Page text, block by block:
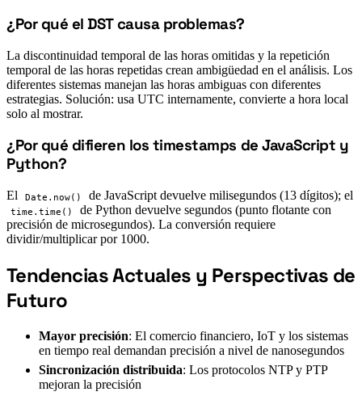
#
¿Por qué el DST causa problemas?
La discontinuidad temporal de las horas omitidas y la repetición
temporal de las horas repetidas crean ambigüedad en el análisis. Los
diferentes sistemas manejan las horas ambiguas con diferentes
estrategias. Solución: usa UTC internamente, convierte a hora local
solo al mostrar.
#
¿Por qué difieren los timestamps de JavaScript y
Python?
El Date.now() de JavaScript devuelve milisegundos (13 dígitos); el
time.time()
de Python devuelve segundos (punto flotante con
precisión de microsegundos). La conversión requiere
dividir/multiplicar por 1000.
#
Tendencias Actuales y Perspectivas de
Futuro
Mayor precisión: El comercio financiero, IoT y los sistemas
en tiempo real demandan precisión a nivel de nanosegundos
Sincronización distribuida: Los protocolos NTP y PTP
mejoran la precisión